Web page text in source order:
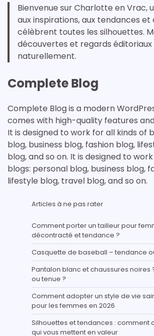
Bienvenue sur Charlotte en Vrac,
aux inspirations, aux tendances et
célèbrent toutes les silhouettes.
découvertes et regards éditoriaux
naturellement.
Complete Blog
Complete Blog is a modern
comes with high-quality features
It is designed to work for all kinds of
blog, business blog, fashion blog,
blog, and so on. It is designed to
blogs: personal blog, business blog,
lifestyle blog, travel blog, and so on.
Articles à ne pas rater
Comment porter un tailleur pour
décontracté et tendance ?
Casquette de baseball – tendance
Pantalon blanc et chaussures noires
ou tenue ?
Comment adopter un style de vie
pour les femmes en 2026
Silhouettes et tendances : comment
qui vous mettent en valeur